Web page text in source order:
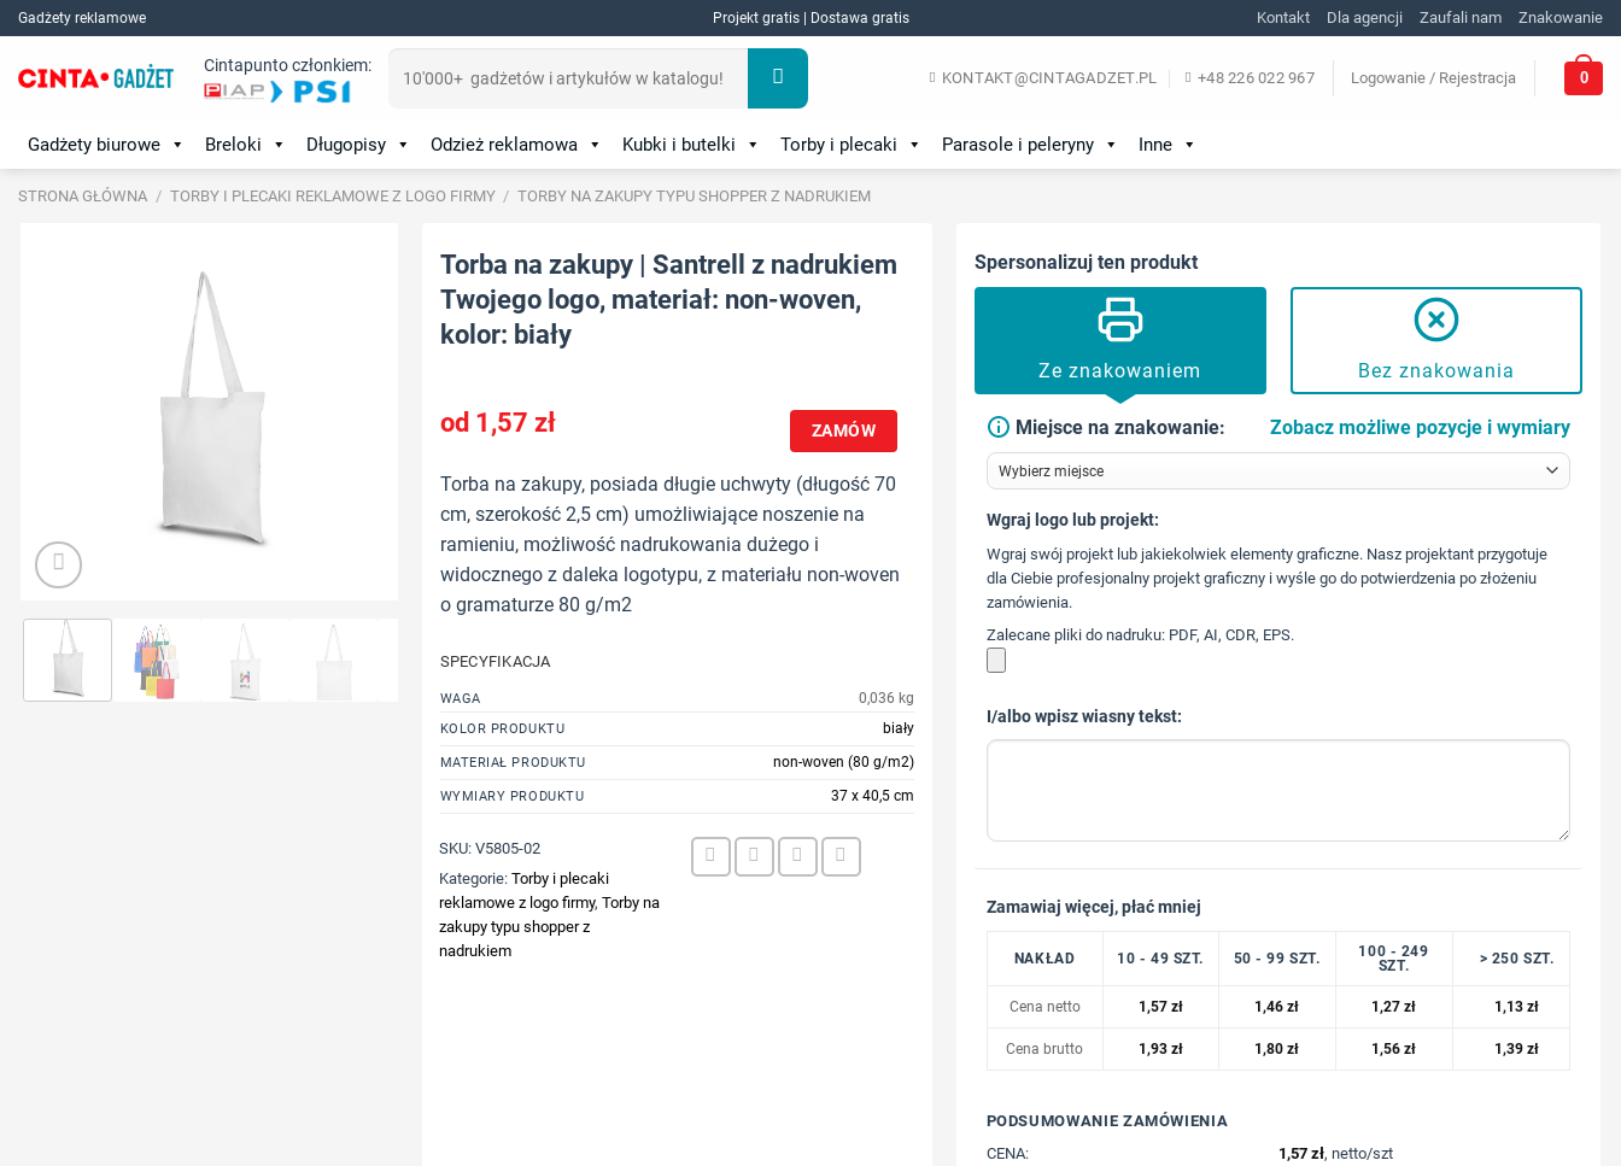
Skip
to
content
Gadżety reklamowe Projekt gratis | Dostawa gratis Kontakt Dla agencji Zaufali nam Znakowanie
Cintapunto członkiem:
KONTAKT@CINTAGADZET.PL +48 226 022 967 Logowanie / Rejestracja 0
Gadżety biurowe Breloki Długopisy Odzież reklamowa Kubki i butelki Torby i plecaki Parasole i peleryny Inne
STRONA GŁÓWNA / TORBY I PLECAKI REKLAMOWE Z LOGO FIRMY / TORBY NA ZAKUPY TYPU SHOPPER Z NADRUKIEM
Torba na zakupy | Santrell z nadrukiem
Twojego logo, materiał: non-woven,
kolor: biały
1,57 zł ZAMÓW
Torba na zakupy, posiada długie uchwyty (długość 70
cm, szerokość 2,5 cm) umożliwiające noszenie na
ramieniu, możliwość nadrukowania dużego i
widocznego z daleka logotypu, z materiału non-woven
o gramaturze 80 g/m2
SPECYFIKACJA
WAGA 0,036 kg
KOLOR PRODUKTU biały
MATERIAŁ PRODUKTU non-woven (80 g/m2)
WYMIARY PRODUKTU 37 x 40,5 cm
SKU:V5805-02
Kategorie:Torby i plecaki
reklamowe z logo firmy,Torby na
zakupy typu shopper z
nadrukiem
Spersonalizuj ten produkt
Ze znakowaniem Bez znakowania
Miejsce na znakowanie: Zobacz możliwe pozycje i wymiary
573 568 217
Wgraj logo lub projekt:
Wgraj swój projekt lub jakiekolwiek elementy graficzne. Nasz projektant przygotuje
dla Ciebie profesjonalny projekt graficzny i wyśle go do potwierdzenia po złożeniu
zamówienia.
Zalecane pliki do nadruku: PDF, AI, CDR, EPS.
I/albo wpisz wiasny tekst:
Zamawiaj więcej, płać mniej
NAKŁAD 10 - 49 SZT. 50 - 99 SZT.
100 - 249
SZT.
> 250 SZT.
Cena netto 1,57 zł 1,46zł 1,27zł 1,13zł
Cena brutto 1,93 zł 1,80zł 1,56zł 1,39zł
PODSUMOWANIE ZAMÓWIENIA
CENA:
1,57 zł, netto/szt